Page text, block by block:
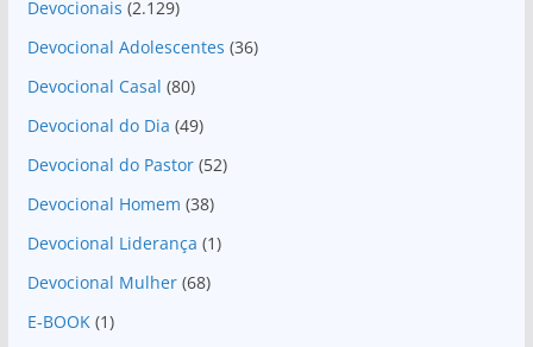
Devocionais (2.129)
Devocional Adolescentes (36)
Devocional Casal (80)
Devocional do Dia (49)
Devocional do Pastor(52)
Devocional Homem (38)
Devocional Liderança (1)
Devocional Mulher(68)
E-BOOK(1)